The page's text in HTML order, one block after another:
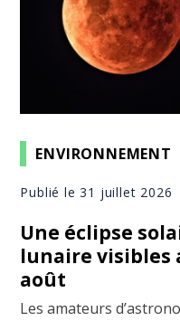
ENVIRONNEMENT
Publié le 31 juillet 2026
Une éclipse
lunaire visibles
août
Les amateurs